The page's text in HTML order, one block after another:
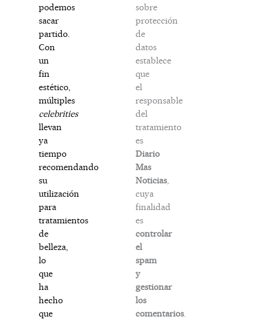
podemos
sacar
partido.
Con
un
fin
estético,
múltiples
celebrities
llevan
ya
tiempo
recomendando
su
utilización
para
tratamientos
de
belleza,
lo
que
ha
hecho
que
sobre
protección
de
datos
establece
que
el
responsable
del
tratamiento
es
Diario
Mas
Noticias,
cuya
finalidad
es
controlar
el
spam
y
gestionar
los
comentarios.